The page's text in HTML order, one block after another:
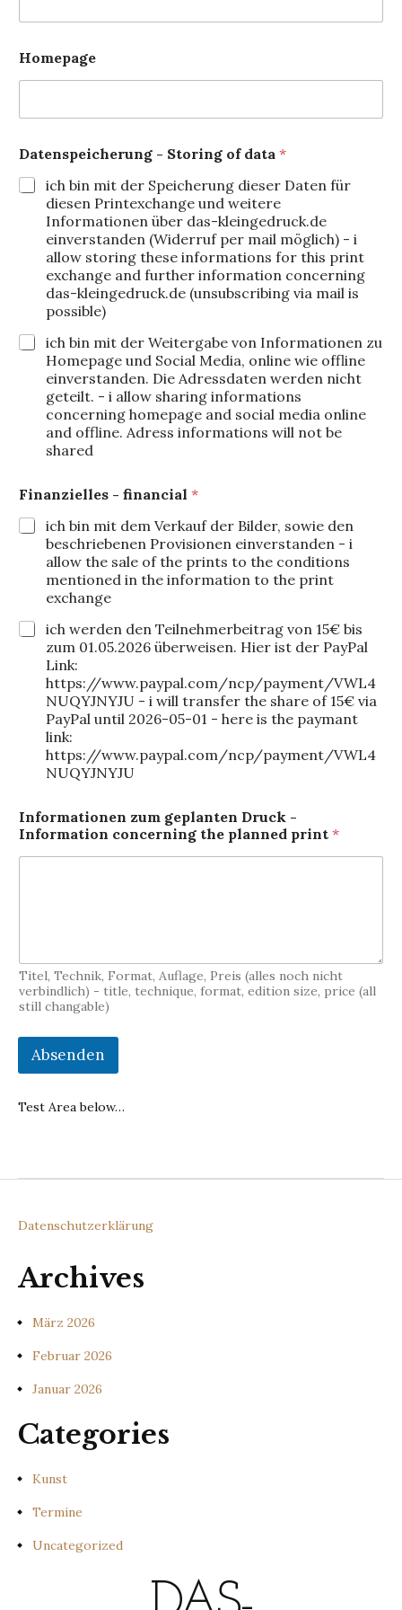
Homepage
Datenspeicherung - Storing of data *
ich bin mit der Speicherung dieser Daten für
diesen Printexchange und weitere
Informationen über das-kleingedruck.de
einverstanden (Widerruf per mail möglich) - i
allow storing these informations for this print
exchange and further information concerning
das-kleingedruck.de (unsubscribing via mail is
possible)
ich bin mit der Weitergabe von Informationen zu
Homepage und Social Media, online wie offline
einverstanden. Die Adressdaten werden nicht
geteilt. - i allow sharing informations
concerning homepage and social media online
and offline. Adress informations will not be
shared
Finanzielles - financial *
ich bin mit dem Verkauf der Bilder, sowie den
beschriebenen Provisionen einverstanden - i
allow the sale of the prints to the conditions
mentioned in the information to the print
exchange
ich werden den Teilnehmerbeitrag von 15€ bis
zum 01.05.2026 überweisen. Hier ist der PayPal
Link:
https://www.paypal.com/ncp/payment/VWL4
NUQYJNYJU - i will transfer the share of 15€ via
PayPal until 2026-05-01 - here is the paymant
link:
https://www.paypal.com/ncp/payment/VWL4
NUQYJNYJU
Informationen zum geplanten Druck -
Information concerning the planned print *
Titel, Technik, Format, Auflage, Preis (alles noch nicht
verbindlich) - title, technique, format, edition size, price (all
still changable)
Absenden
Test Area below…
Datenschutzerklärung
Archives
März 2026
Februar 2026
Januar 2026
Categories
Kunst
Termine
Uncategorized